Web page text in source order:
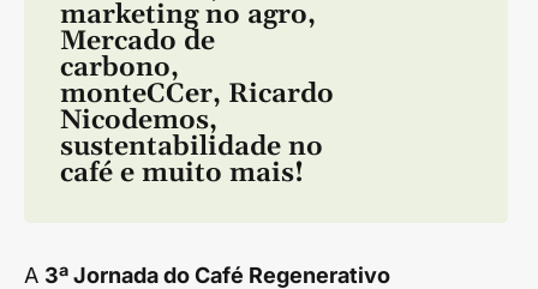
marketing no agro,
Mercado de
carbono,
monteCCer, Ricardo
Nicodemos,
sustentabilidade no
café e muito mais!
A 3ª Jornada do Café Regenerativo